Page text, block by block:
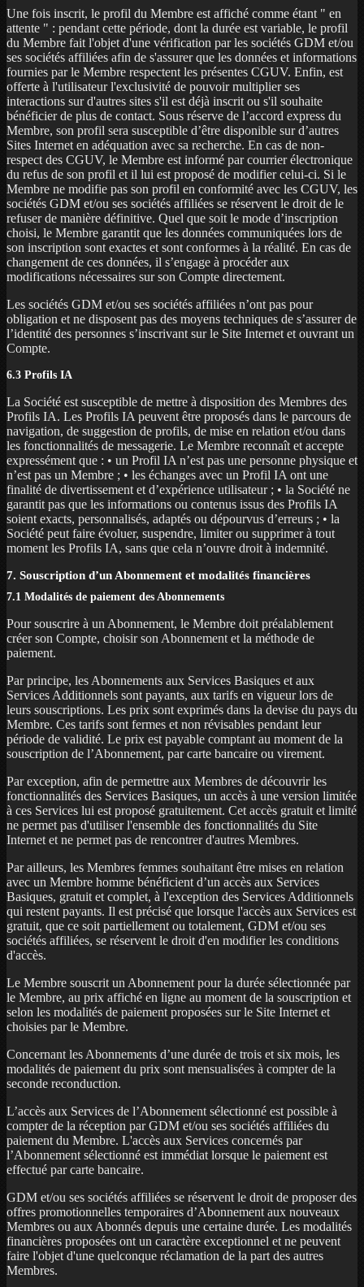
Une fois inscrit, le profil du Membre est affiché comme étant " en
attente " : pendant cette période, dont la durée est variable, le profil
du Membre fait l'objet d'une vérification par les sociétés GDM et/ou
ses sociétés affiliées afin de s'assurer que les données et informations
fournies par le Membre respectent les présentes CGUV. Enfin, est
offerte à l'utilisateur l'exclusivité de pouvoir multiplier ses
interactions sur d'autres sites s'il est déjà inscrit ou s'il souhaite
bénéficier de plus de contact. Sous réserve de l’accord express du
Membre, son profil sera susceptible d’être disponible sur d’autres
Sites Internet en adéquation avec sa recherche. En cas de non-
respect des CGUV, le Membre est informé par courrier électronique
du refus de son profil et il lui est proposé de modifier celui-ci. Si le
Membre ne modifie pas son profil en conformité avec les CGUV, les
sociétés GDM et/ou ses sociétés affiliées se réservent le droit de le
refuser de manière définitive. Quel que soit le mode d’inscription
choisi, le Membre garantit que les données communiquées lors de
son inscription sont exactes et sont conformes à la réalité. En cas de
changement de ces données, il s’engage à procéder aux
modifications nécessaires sur son Compte directement.
Les sociétés GDM et/ou ses sociétés affiliées n’ont pas pour
obligation et ne disposent pas des moyens techniques de s’assurer de
l’identité des personnes s’inscrivant sur le Site Internet et ouvrant un
Compte.
6.3 Profils IA
La Société est susceptible de mettre à disposition des Membres des
Profils IA. Les Profils IA peuvent être proposés dans le parcours de
navigation, de suggestion de profils, de mise en relation et/ou dans
les fonctionnalités de messagerie. Le Membre reconnaît et accepte
expressément que : • un Profil IA n’est pas une personne physique et
n’est pas un Membre ; • les échanges avec un Profil IA ont une
finalité de divertissement et d’expérience utilisateur ; • la Société ne
garantit pas que les informations ou contenus issus des Profils IA
soient exacts, personnalisés, adaptés ou dépourvus d’erreurs ; • la
Société peut faire évoluer, suspendre, limiter ou supprimer à tout
moment les Profils IA, sans que cela n’ouvre droit à indemnité.
7. Souscription d’un Abonnement et modalités financières
7.1 Modalités de paiement des Abonnements
Pour souscrire à un Abonnement, le Membre doit préalablement
créer son Compte, choisir son Abonnement et la méthode de
paiement.
Par principe, les Abonnements aux Services Basiques et aux
Services Additionnels sont payants, aux tarifs en vigueur lors de
leurs souscriptions. Les prix sont exprimés dans la devise du pays du
Membre. Ces tarifs sont fermes et non révisables pendant leur
période de validité. Le prix est payable comptant au moment de la
souscription de l’Abonnement, par carte bancaire ou virement.
Par exception, afin de permettre aux Membres de découvrir les
fonctionnalités des Services Basiques, un accès à une version limitée
à ces Services lui est proposé gratuitement. Cet accès gratuit et limité
ne permet pas d'utiliser l'ensemble des fonctionnalités du Site
Internet et ne permet pas de rencontrer d'autres Membres.
Par ailleurs, les Membres femmes souhaitant être mises en relation
avec un Membre homme bénéficient d’un accès aux Services
Basiques, gratuit et complet, à l'exception des Services Additionnels
qui restent payants. Il est précisé que lorsque l'accès aux Services est
gratuit, que ce soit partiellement ou totalement, GDM et/ou ses
sociétés affiliées, se réservent le droit d'en modifier les conditions
d'accès.
Le Membre souscrit un Abonnement pour la durée sélectionnée par
le Membre, au prix affiché en ligne au moment de la souscription et
selon les modalités de paiement proposées sur le Site Internet et
choisies par le Membre.
Concernant les Abonnements d’une durée de trois et six mois, les
modalités de paiement du prix sont mensualisées à compter de la
seconde reconduction.
L’accès aux Services de l’Abonnement sélectionné est possible à
compter de la réception par GDM et/ou ses sociétés affiliées du
paiement du Membre. L'accès aux Services concernés par
l’Abonnement sélectionné est immédiat lorsque le paiement est
effectué par carte bancaire.
GDM et/ou ses sociétés affiliées se réservent le droit de proposer des
offres promotionnelles temporaires d’Abonnement aux nouveaux
Membres ou aux Abonnés depuis une certaine durée. Les modalités
financières proposées ont un caractère exceptionnel et ne peuvent
faire l'objet d'une quelconque réclamation de la part des autres
Membres.